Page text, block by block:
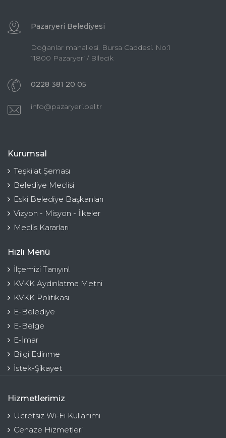
Pazaryeri Belediyesi
Doğanlar mahallesi. Bursa Caddesi. No:1
11800 Pazaryeri / Bilecik
0228 381 20 05
info@pazaryeri.bel.tr
Kurumsal
Teşkilat Şeması
Belediye Meclisi
Eski Belediye Başkanları
Vizyon - Misyon - İlkeler
Meclis Kararları
Hızlı Menü
İlçemizi Tanıyın!
KVKK Aydınlatma Metni
KVKK Politikası
E-Belediye
E-Belge
E-İmar
Bilgi Edinme
İstek-Şikayet
Hizmetlerimiz
Ücretsiz Wi-Fi Kullanımı
Cenaze Hizmetleri